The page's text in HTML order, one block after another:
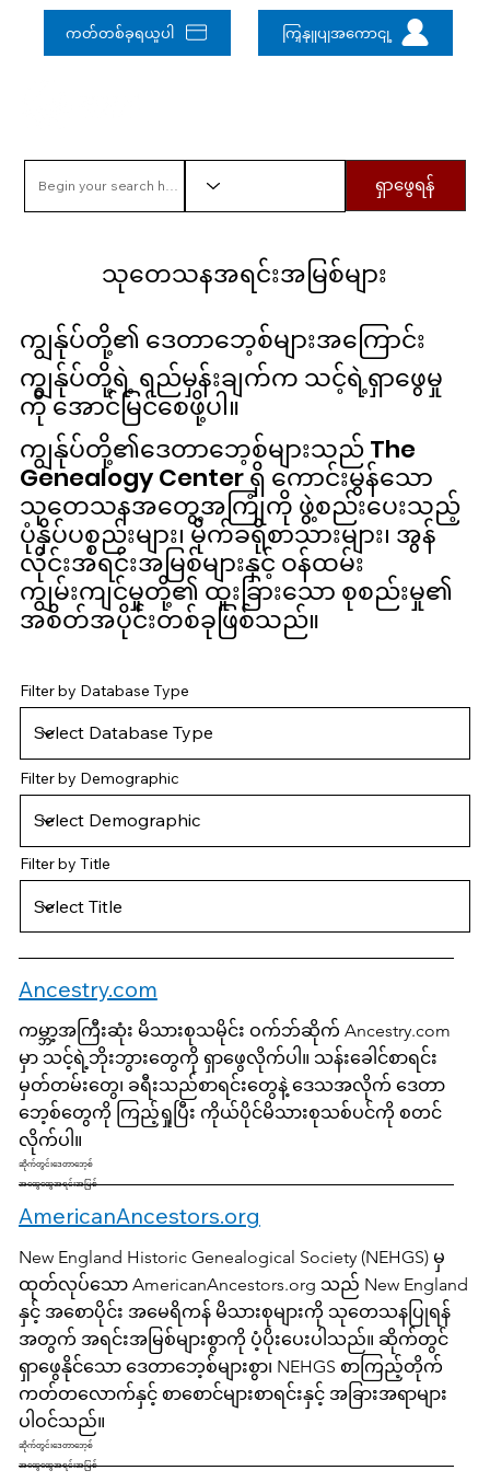
ကတ်တစ်ခုရယူပါ ကြှနျုပျအကောငျ့
ရှာဖွေရန်
သုတေသနအရင်းအမြစ်များ
ကျွန်ုပ်တို့၏ ဒေတာဘေ့စ်များအကြောင်း
ကျွန်ုပ်တို့ရဲ့ ရည်မှန်းချက်က သင့်ရဲ့ရှာဖွေမှု
ကို အောင်မြင်စေဖို့ပါ။
ကျွန်ုပ်တို့၏ဒေတာဘေ့စ်များသည် The
Genealogy Center ရှိ ကောင်းမွန်သော
သုတေသနအတွေ့အကြုံကို ဖွဲ့စည်းပေးသည့်
ပုံနှိပ်ပစ္စည်းများ၊ မိုက်ခရိုစာသားများ၊ အွန်
လိုင်းအရင်းအမြစ်များနှင့် ဝန်ထမ်း
ကျွမ်းကျင်မှုတို့၏ ထူးခြားသော စုစည်းမှု၏
အစိတ်အပိုင်းတစ်ခုဖြစ်သည်။
Filter by Database Type
Filter by Demographic
Filter by Title
Ancestry.com
ကမ္ဘာ့အကြီးဆုံး မိသားစုသမိုင်း ဝက်ဘ်ဆိုက် Ancestry.com
မှာ သင့်ရဲ့ဘိုးဘွားတွေကို ရှာဖွေလိုက်ပါ။ သန်းခေါင်စာရင်း
မှတ်တမ်းတွေ၊ ခရီးသည်စာရင်းတွေနဲ့ ဒေသအလိုက် ဒေတာ
ဘေ့စ်တွေကို ကြည့်ရှုပြီး ကိုယ်ပိုင်မိသားစုသစ်ပင်ကို စတင်
လိုက်ပါ။
ဆိုက်တွင်းဒေတာဘေ့စ်
အထွေထွေအရင်းအမြစ်
AmericanAncestors.org
New England Historic Genealogical Society (NEHGS) မှ
ထုတ်လုပ်သော AmericanAncestors.org သည် New England
နှင့် အစောပိုင်း အမေရိကန် မိသားစုများကို သုတေသနပြုရန်
အတွက် အရင်းအမြစ်များစွာကို ပံ့ပိုးပေးပါသည်။ ဆိုက်တွင်
ရှာဖွေနိုင်သော ဒေတာဘေ့စ်များစွာ၊ NEHGS စာကြည့်တိုက်
ကတ်တလောက်နှင့် စာစောင်များစာရင်းနှင့် အခြားအရာများ
ပါဝင်သည်။
ဆိုက်တွင်းဒေတာဘေ့စ်
အထွေထွေအရင်းအမြစ်